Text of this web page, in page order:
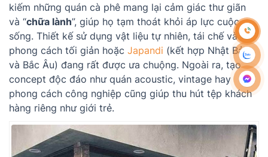
kiếm những quán cà phê mang lại cảm giác thư giãn
và “chữa lành”, giúp họ tạm thoát khỏi áp lực cuộc
sống. Thiết kế sử dụng vật liệu tự nhiên, tái chế và
phong cách tối giản hoặc Japandi (kết hợp Nhật Bản
và Bắc Âu) đang rất được ưa chuộng. Ngoài ra, tạo
concept độc đáo như quán acoustic, vintage hay
phong cách công nghiệp cũng giúp thu hút tệp khách
hàng riêng như giới trẻ.